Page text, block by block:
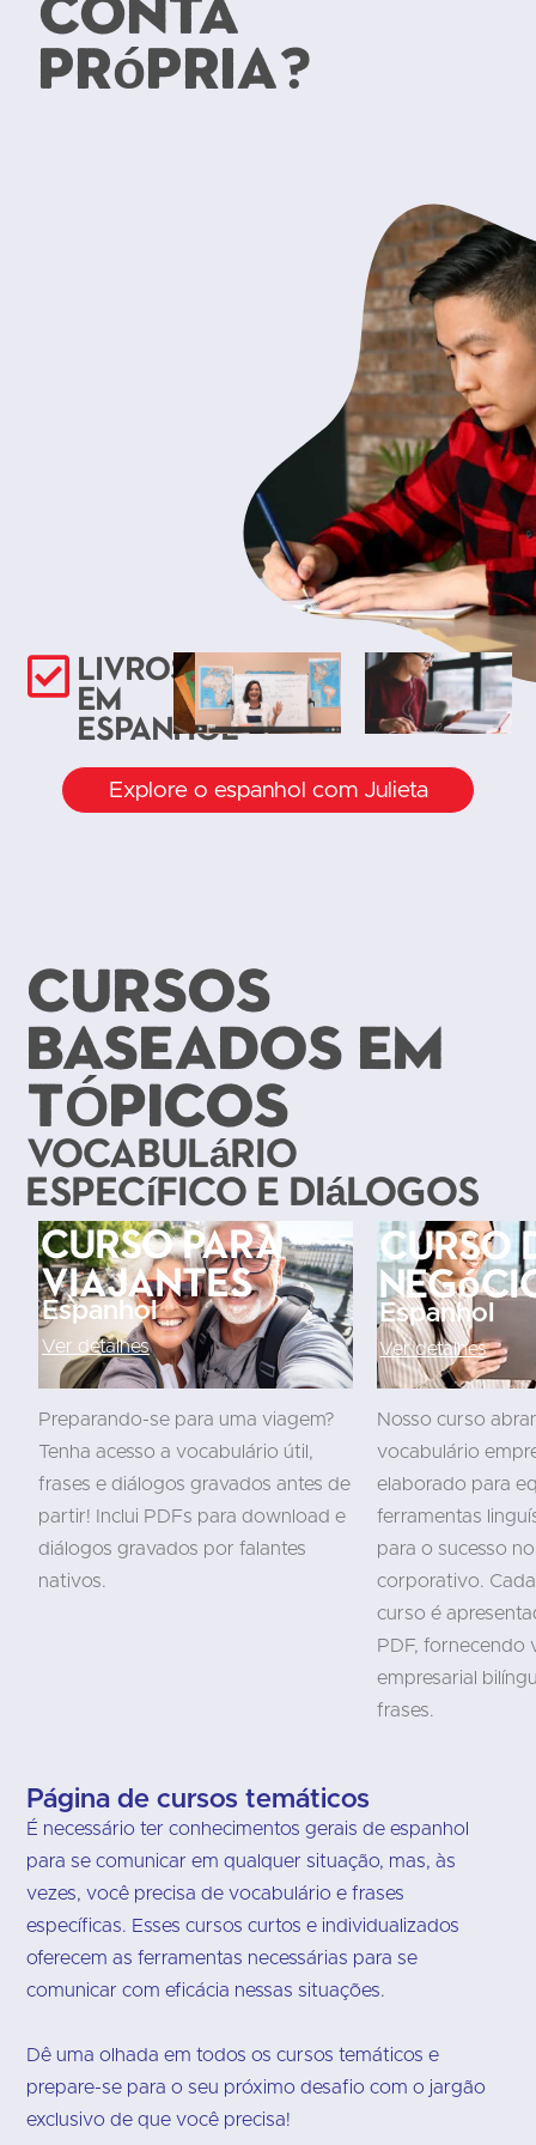
própria?
Livros
em
espanhol
Cursos
online
Áudio-
livros
Explore o espanhol com Julieta
CURSOS
BASEADOS EM
TÓPICOS
Vocabulário
específico e diálogos
Curso para
viajantes
Espanhol
Ver detalhes
Preparando-se para uma viagem?
Tenha acesso a vocabulário útil,
frases e diálogos gravados antes de
partir! Inclui PDFs para download e
diálogos gravados por falantes
nativos.
Curso
Espanhol
Ver detalhes
Nosso curso
vocabulário
elaborado para
ferramentas
para o sucesso
corporativo.
curso é
PDF, fornecendo
empresarial
frases.
Página de cursos temáticos
É necessário ter conhecimentos gerais de espanhol
para se comunicar em qualquer situação, mas, às
vezes, você precisa de vocabulário e frases
específicas. Esses cursos curtos e individualizados
oferecem as ferramentas necessárias para se
comunicar com eficácia nessas situações.
Dê uma olhada em todos os cursos temáticos e
prepare-se para o seu próximo desafio com o jargão
exclusivo de que você precisa!